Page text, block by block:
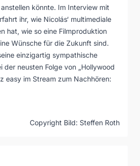
könnte. Im Interview mit
ihr, wie Nicolás‘ multimediale
hat, wie so eine Filmproduktion
Wünsche für die Zukunft sind.
einzigartig sympathische
der neusten Folge von „Hollywood
easy im Stream zum Nachhören:
Copyright Bild: Steffen Roth